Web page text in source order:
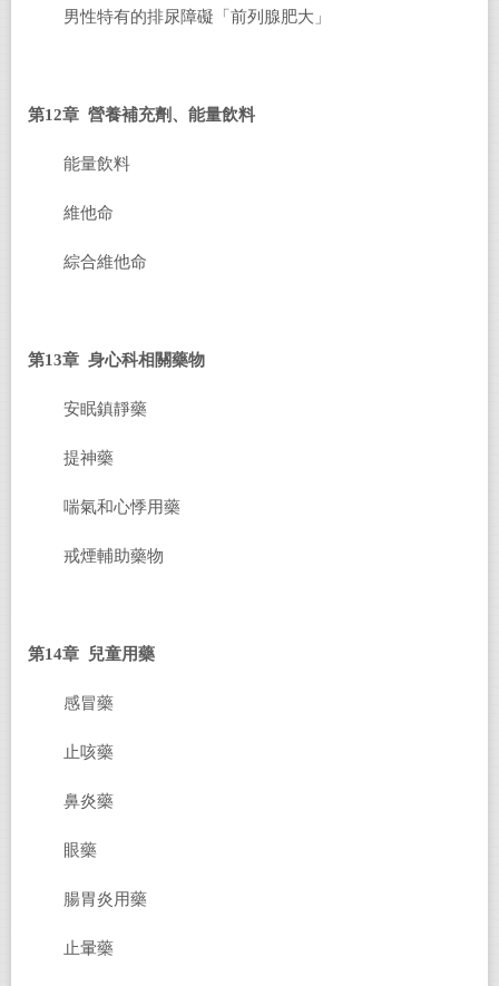
男性特有的排尿障礙「前列腺肥大」
第12章 營養補充劑、能量飲料
能量飲料
維他命
綜合維他命
第13章 身心科相關藥物
安眠鎮靜藥
提神藥
喘氣和心悸用藥
戒煙輔助藥物
第14章 兒童用藥
感冒藥
止咳藥
鼻炎藥
眼藥
腸胃炎用藥
止暈藥